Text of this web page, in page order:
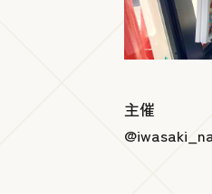
主催